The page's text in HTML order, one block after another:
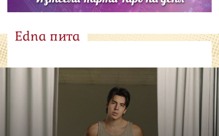
Edna пита